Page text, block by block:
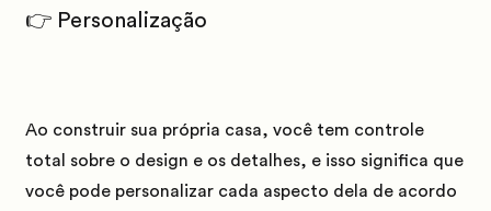
👉 Personalização
Ao construir sua própria casa, você tem controle
total sobre o design e os detalhes, e isso significa que
você pode personalizar cada aspecto dela de acordo